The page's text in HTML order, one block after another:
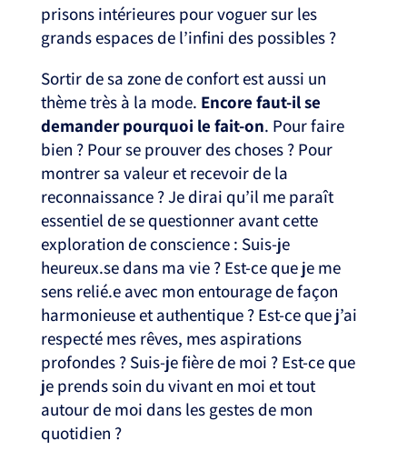
prisons intérieures pour voguer sur les
grands espaces de l’infini des possibles ?
Sortir de sa zone de confort est aussi un
thème très à la mode. Encore faut-il se
demander pourquoi le fait-on. Pour faire
bien ? Pour se prouver des choses ? Pour
montrer sa valeur et recevoir de la
reconnaissance ? Je dirai qu’il me paraît
essentiel de se questionner avant cette
exploration de conscience : Suis-je
heureux.se dans ma vie ? Est-ce que je me
sens relié.e avec mon entourage de façon
harmonieuse et authentique ? Est-ce que j’ai
respecté mes rêves, mes aspirations
profondes ? Suis-je fière de moi ? Est-ce que
je prends soin du vivant en moi et tout
autour de moi dans les gestes de mon
quotidien ?